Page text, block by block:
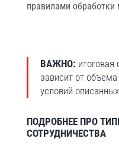
правилами
ВАЖНО: итоговая
зависит от
условий
ПОДРОБНЕЕ ПРО
СОТРУДНИЧЕСТВА